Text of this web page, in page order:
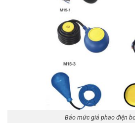
Báo mức giá phao điện